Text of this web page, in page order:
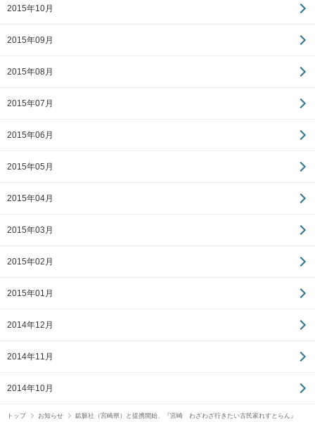
2015年10月
2015年09月
2015年08月
2015年07月
2015年06月
2015年05月
2015年04月
2015年03月
2015年02月
2015年01月
2014年12月
2014年11月
2014年10月
トップ お知らせ 鉱脈社（宮崎県）と提携開始、『宮崎 わざわざ行きたい古民家れすとらん』